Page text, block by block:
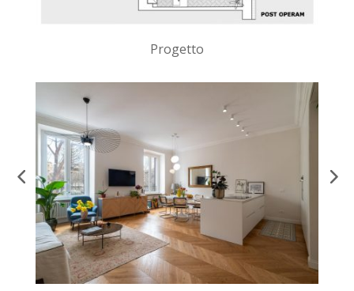
Progetto